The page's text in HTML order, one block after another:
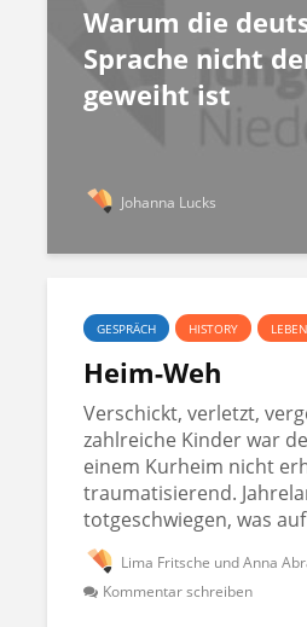
Warum die
Sprache nicht
geweiht ist
Johanna Lucks
GESPRÄCH HISTORY LEBEN
Heim-Weh
Verschickt, verletzt,
zahlreiche Kinder war
einem Kurheim nicht
traumatisierend.
totgeschwiegen, was
Lima Fritsche und Anna
Kommentar schreiben